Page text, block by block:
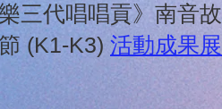
三代唱唱貢》南音
(K1-K3) 活動成果